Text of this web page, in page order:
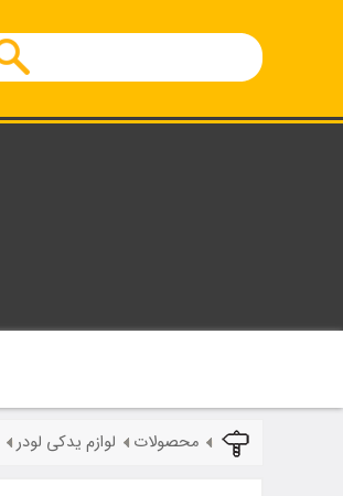
محصولات لوازم یدکی لودر